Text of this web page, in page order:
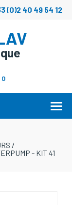
(0)2 40 49 54 12
0
/
- KIT 41